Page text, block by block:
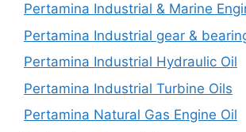
Pertamina Industrial & Marine
Pertamina Industrial gear &
Pertamina Industrial Hydraulic Oil
Pertamina Industrial Turbine Oils
Pertamina Natural Gas Engine Oil